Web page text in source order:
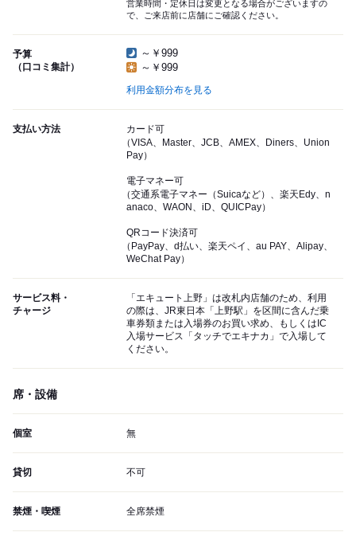
営業時間・定休日は変更となる場合がございますの
で、ご来店前に店舗にご確認ください。
予算
（口コミ集計）
～￥999
～￥999
利用金額分布を見る
支払い方法
カード可
（VISA、Master、JCB、AMEX、Diners、Union
Pay）
電子マネー可
（交通系電子マネー（Suicaなど）、楽天Edy、n
anaco、WAON、iD、QUICPay）
QRコード決済可
（PayPay、d払い、楽天ペイ、au PAY、Alipay、
WeChat Pay）
サービス料・
チャージ
「エキュート上野」は改札内店舗のため、利用
の際は、JR東日本「上野駅」を区間に含んだ乗
車券類または入場券のお買い求め、もしくはIC
入場サービス「タッチでエキナカ」で入場して
ください。
席・設備
個室 無
貸切 不可
禁煙・喫煙 全席禁煙